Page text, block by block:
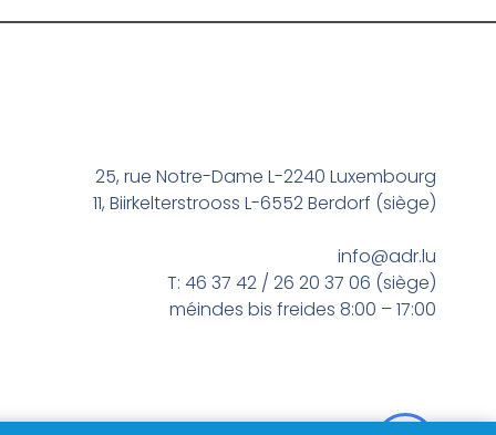
25, rue Notre-Dame L-2240 Luxembourg
11, Biirkelterstrooss L-6552 Berdorf (siège)
info@adr.lu
T: 46 37 42 / 26 20 37 06 (siège)
méindes bis freides 8:00 – 17:00